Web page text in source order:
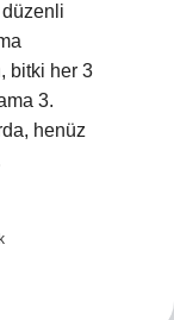
bitki her 3
3.
henüz